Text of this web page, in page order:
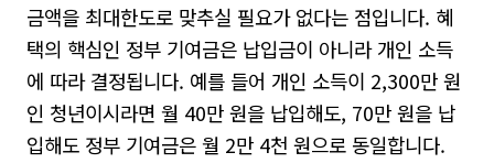
금액을 최대한도로 맞추실 필요가 없다는 점입니다. 혜
택의 핵심인 정부 기여금은 납입금이 아니라 개인 소득
에 따라 결정됩니다. 예를 들어 개인 소득이 2,300만 원
인 청년이시라면 월 40만 원을 납입해도, 70만 원을 납
입해도 정부 기여금은 월 2만 4천 원으로 동일합니다.